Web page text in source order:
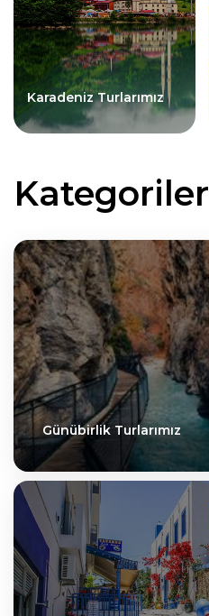
Karadeniz Turlarımız
Kategoriler
Günübirlik Turlarımız